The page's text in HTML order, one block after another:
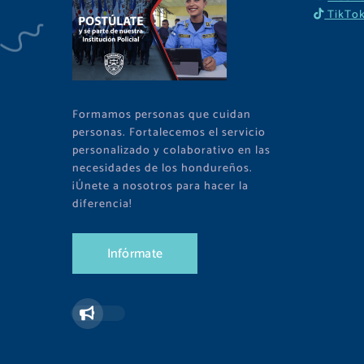
Formamos personas que cuidan
personas. Fortalecemos el servicio
personalizado y colaborativo en las
necesidades de los hondureños.
¡Únete a nosotros para hacer la
diferencia!
Infórmate